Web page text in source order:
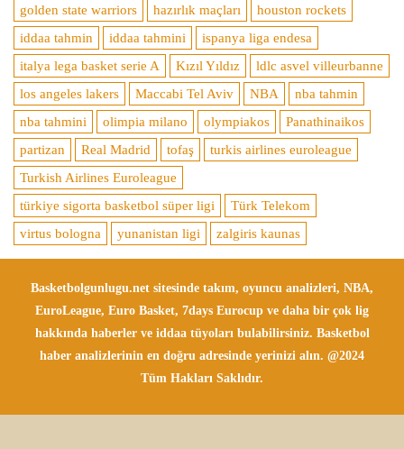
golden state warriors
hazırlık maçları
houston rockets
iddaa tahmin
iddaa tahmini
ispanya liga endesa
italya lega basket serie A
Kızıl Yıldız
ldlc asvel villeurbanne
los angeles lakers
Maccabi Tel Aviv NBA
nba tahmin
nba tahmini
olimpia milano olympiakos
Panathinaikos
partizan
Real Madrid tofaş
turkis airlines euroleague
Turkish Airlines Euroleague
türkiye sigorta basketbol süper ligi
Türk Telekom
virtus bologna
yunanistan ligi zalgiris kaunas
Basketbolgunlugu.net sitesinde takım, oyuncu analizleri, NBA,
EuroLeague, Euro Basket, 7days Eurocup ve daha bir çok lig
hakkında haberler ve iddaa tüyoları bulabilirsiniz. Basketbol
haber analizlerinin en doğru adresinde yerinizi alın. @2024
Tüm Hakları Saklıdır.